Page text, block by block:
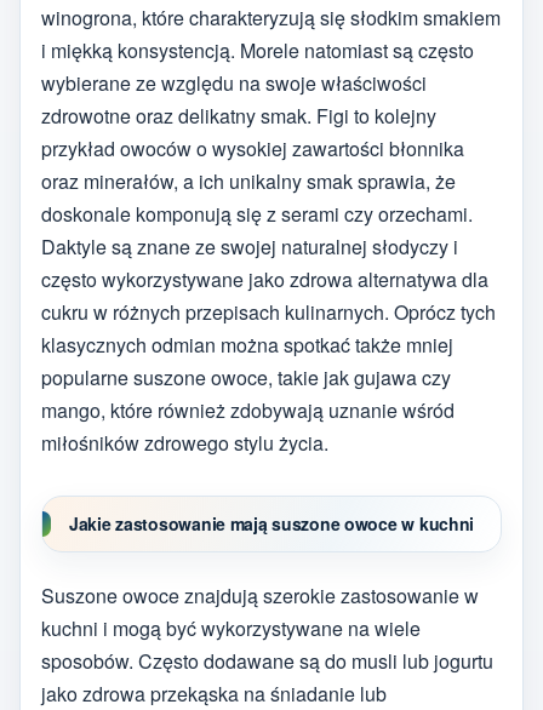
winogrona, które charakteryzują się słodkim smakiem
i miękką konsystencją. Morele natomiast są często
wybierane ze względu na swoje właściwości
zdrowotne oraz delikatny smak. Figi to kolejny
przykład owoców o wysokiej zawartości błonnika
oraz minerałów, a ich unikalny smak sprawia, że
doskonale komponują się z serami czy orzechami.
Daktyle są znane ze swojej naturalnej słodyczy i
często wykorzystywane jako zdrowa alternatywa dla
cukru w różnych przepisach kulinarnych. Oprócz tych
klasycznych odmian można spotkać także mniej
popularne suszone owoce, takie jak gujawa czy
mango, które również zdobywają uznanie wśród
miłośników zdrowego stylu życia.
Jakie zastosowanie mają suszone owoce w kuchni
Suszone owoce znajdują szerokie zastosowanie w
kuchni i mogą być wykorzystywane na wiele
sposobów. Często dodawane są do musli lub jogurtu
jako zdrowa przekąska na śniadanie lub